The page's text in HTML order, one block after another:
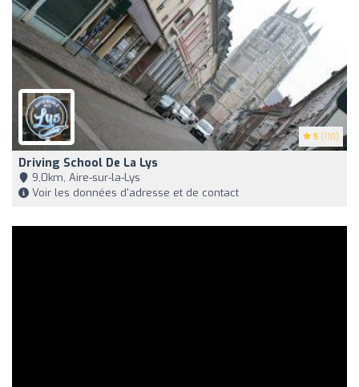
5 (110)
Driving School De La Lys
9,0km, Aire-sur-la-Lys
Voir les données d'adresse et de contact